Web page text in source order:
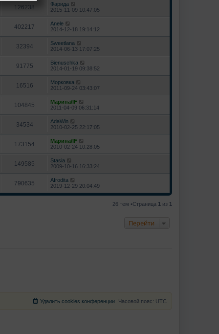
126238
Фарида
2015-11-09 10:47:05
402217
Anele
2014-12-18 19:14:12
32394
Sweetlana
2014-06-13 17:07:25
91775
Bienuschka
2014-01-19 09:38:52
16516
Морковка
2011-09-24 03:43:07
104845
Марина/IF
2011-04-09 06:31:14
34534
AdaWin
2010-02-25 22:17:05
173154
Марина/IF
2010-02-24 10:28:05
149585
Stasia
2009-10-16 16:33:24
790635
Afrodita
2019-12-29 20:04:49
26 тем •Страница 1 из 1
Перейти
Часовой пояс: UTC
Удалить cookies конференции